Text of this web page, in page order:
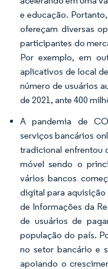
e educação.
ofereçam diversas
participantes do
Por exemplo, em
aplicativos de local
número de usuários
de 2021, ante 400
A pandemia de
serviços bancários
tradicional enfrentou
móvel sendo o
vários bancos
digital para
de Informações da
de usuários de
população do país.
no setor bancário e
apoiando o